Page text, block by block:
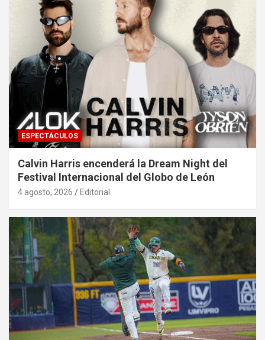
ESPECTÁCULOS
Calvin Harris encenderá la Dream Night del
Festival Internacional del Globo de León
4 agosto, 2026 Editorial